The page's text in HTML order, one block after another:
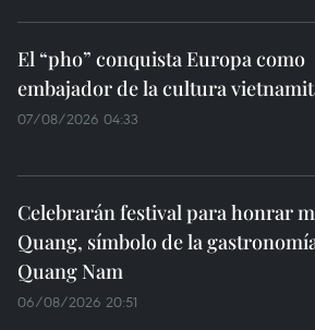
El “pho” conquista Europa como
embajador de la cultura
07/08/2026 04:33
Celebrarán festival para honrar
Quang, símbolo de la
Quang Nam
06/08/2026 20:51